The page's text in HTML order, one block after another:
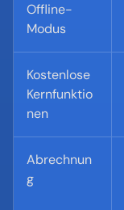
Offline-
Modus
Kostenlose
Kernfunktio
nen
Abrechnun
g